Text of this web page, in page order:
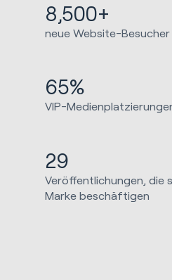
8,500+
neue Website-
65%
VIP-
29
Veröffentlichungen, die
Marke beschäftigen